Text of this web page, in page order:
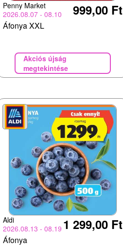
Penny Market
2026.08.07 - 08.10
999,00 Ft
Áfonya XXL
Akciós újság
megtekintése
Aldi
2026.08.13 - 08.19 1 299,00 Ft
Áfonya